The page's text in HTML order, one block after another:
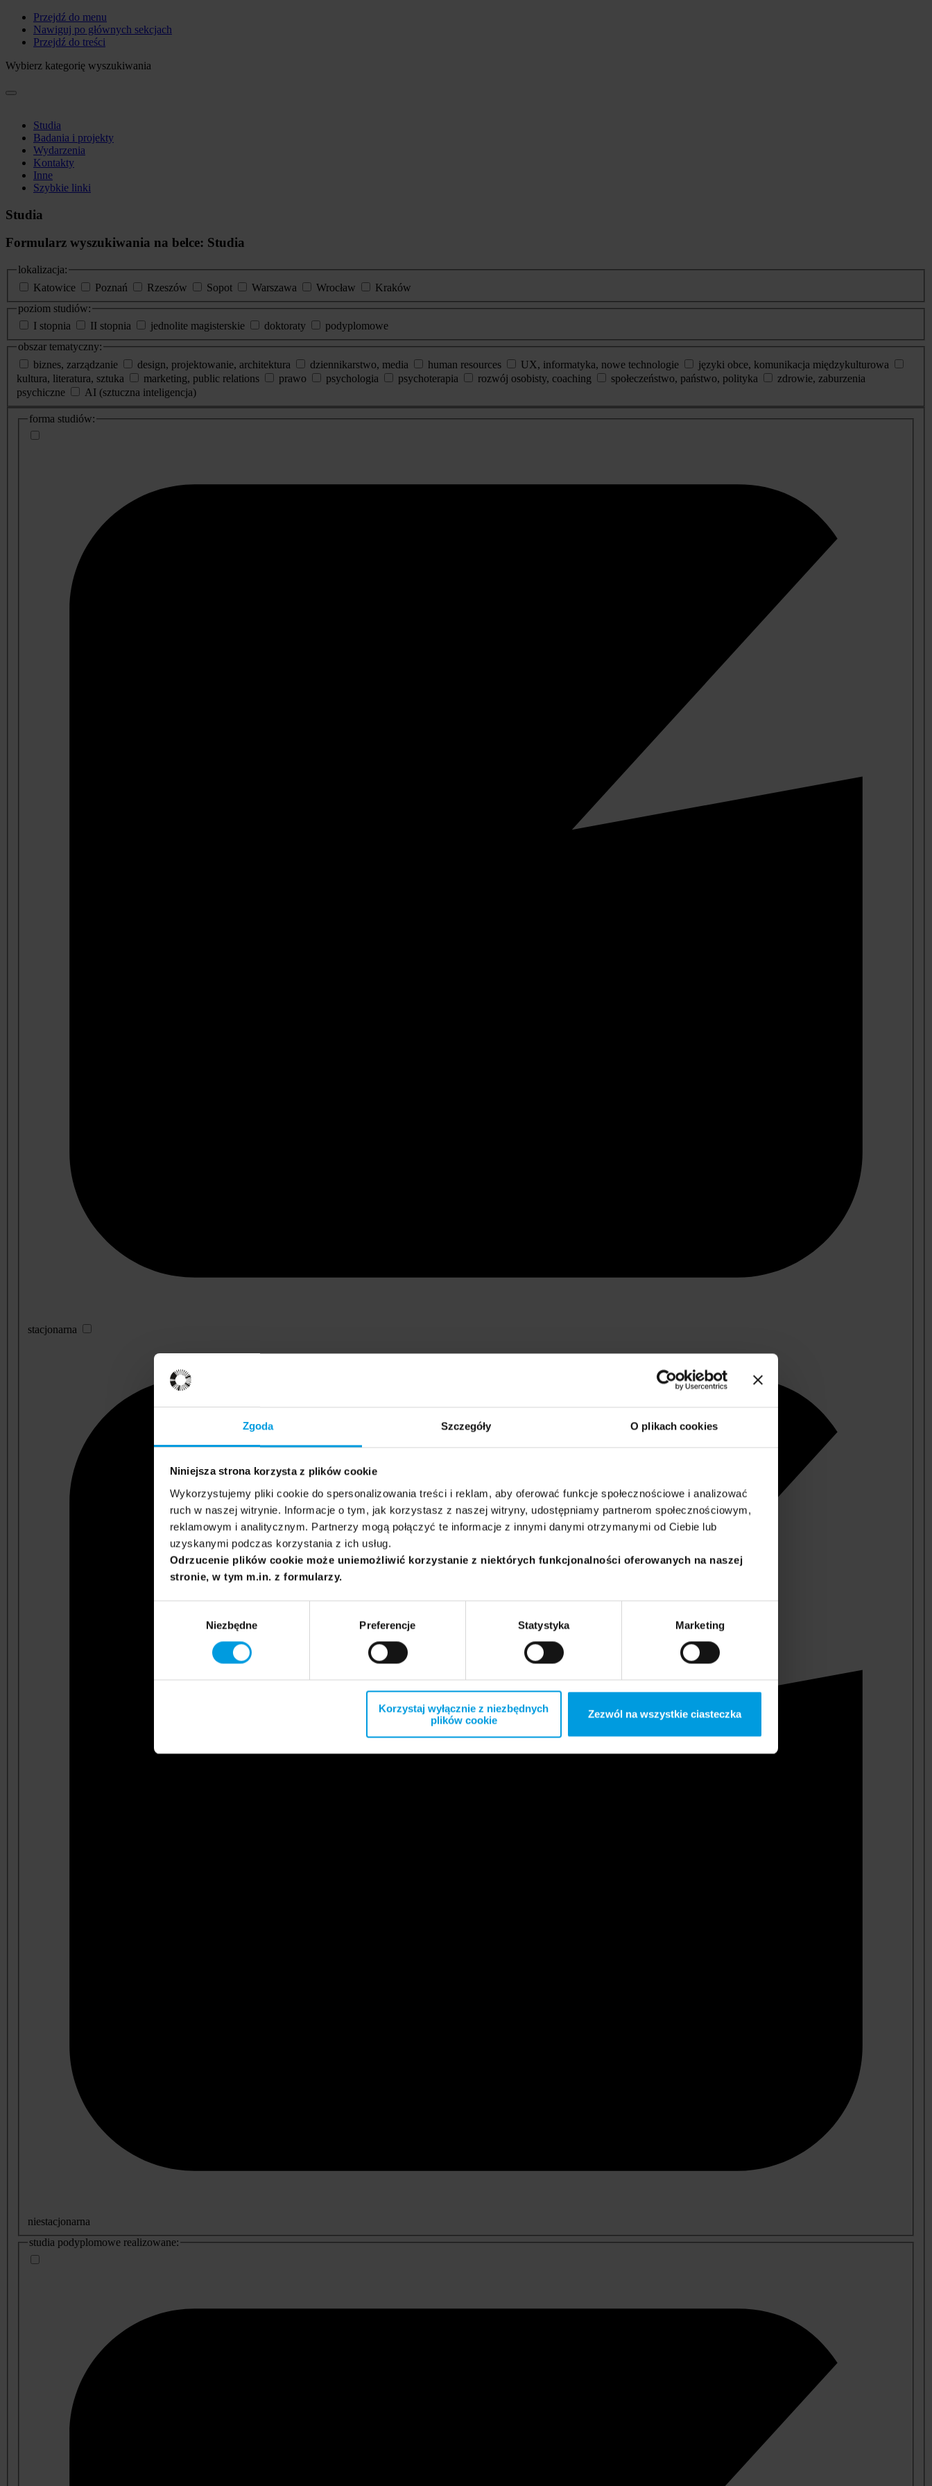
Zgoda Szczegóły O plikach cookies
Niniejsza strona korzysta z plików cookie
Wykorzystujemy pliki cookie do spersonalizowania treści i reklam, aby oferować funkcje społecznościowe i analizować
ruch w naszej witrynie. Informacje o tym, jak korzystasz z naszej witryny, udostępniamy partnerom społecznościowym,
reklamowym i analitycznym. Partnerzy mogą połączyć te informacje z innymi danymi otrzymanymi od Ciebie lub
uzyskanymi podczas korzystania z ich usług.
Odrzucenie plików cookie może uniemożliwić korzystanie z niektórych funkcjonalności oferowanych na naszej
stronie, w tym m.in. z formularzy.
Niezbędne Preferencje Statystyka Marketing
Korzystaj wyłącznie z niezbędnych
plików cookie
Zezwól na wszystkie ciasteczka
Przejdź do menu
Nawiguj po głównych sekcjach
Przejdź do treści
Wybierz kategorię wyszukiwania
Studia
Badania i projekty
Wydarzenia
Kontakty
Inne
Szybkie linki
Studia
Formularz wyszukiwania na belce: Studia
lokalizacja:
Katowice
Poznań Rzeszów Sopot Warszawa Wrocław
Kraków
poziom studiów:
I stopnia
II stopnia jednolite magisterskie doktoraty
podyplomowe
obszar tematyczny:
biznes, zarządzanie
design, projektowanie, architektura dziennikarstwo, media human resources UX, informatyka, nowe technologie
języki obce, komunikacja międzykulturowa
kultura, literatura, sztuka
marketing, public relations prawo psychologia psychoterapia rozwój osobisty, coaching społeczeństwo, państwo, polityka
zdrowie, zaburzenia
psychiczne
AI (sztuczna inteligencja)
dodatkowe
informacje
forma studiów:
stacjonarna
niestacjonarna
studia podyplomowe realizowane: